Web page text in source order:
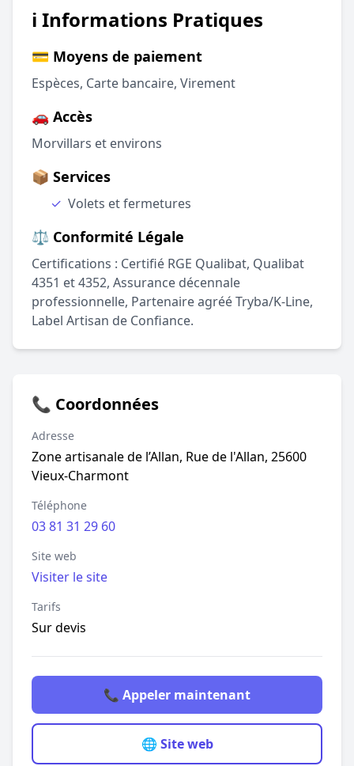
ℹ️ Informations Pratiques
💳 Moyens de paiement
Espèces, Carte bancaire, Virement
🚗 Accès
Morvillars et environs
📦 Services
✓ Volets et fermetures
⚖️ Conformité Légale
Certifications : Certifié RGE Qualibat, Qualibat
4351 et 4352, Assurance décennale
professionnelle, Partenaire agréé Tryba/K-Line,
Label Artisan de Confiance.
📞 Coordonnées
Adresse
Zone artisanale de l’Allan, Rue de l'Allan, 25600
Vieux-Charmont
Téléphone
03 81 31 29 60
Site web
Visiter le site
Tarifs
Sur devis
📞 Appeler maintenant
🌐 Site web